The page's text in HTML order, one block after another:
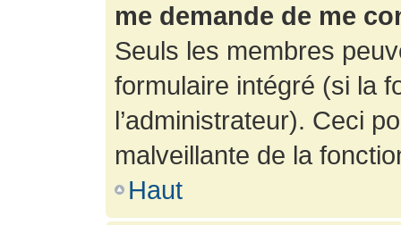
me demande de me
Seuls les membres
formulaire intégré (si la
l’administrateur). Ceci
malveillante de la
Haut